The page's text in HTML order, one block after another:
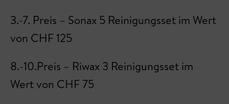
3.-7. Preis – Sonax 5 Reinigungsset im Wert
von CHF 125
8.-10.Preis – Riwax 3 Reinigungsset im
Wert von CHF 75